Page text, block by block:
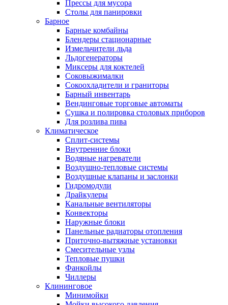
Прессы для мусора
Столы для панировки
Барное
Барные комбайны
Блендеры стационарные
Измельчители льда
Льдогенераторы
Миксеры для коктелей
Соковыжималки
Сокоохладители и граниторы
Барный инвентарь
Вендинговые торговые автоматы
Сушка и полировка столовых приборов
Для розлива пива
Климатическое
Сплит-системы
Внутренние блоки
Водяные нагреватели
Воздушно-тепловые системы
Воздушные клапаны и заслонки
Гидромодули
Драйкулеры
Канальные вентиляторы
Конвекторы
Наружные блоки
Панельные радиаторы отопления
Приточно-вытяжные установки
Смесительные узлы
Тепловые пушки
Фанкойлы
Чиллеры
Клининговое
Минимойки